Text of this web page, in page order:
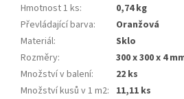
Hmotnost 1 ks:
0,74 kg
Převládající barva:
Oranžová
Materiál:
Sklo
Rozměry:
300 x 300 x 4
Množství v balení:
22 ks
Množství kusů v 1 m2: 11,11 ks